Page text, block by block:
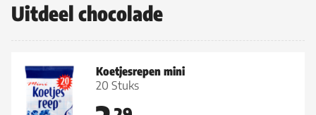
Uitdeel chocolade
Koetjesrepen mini
20 Stuks